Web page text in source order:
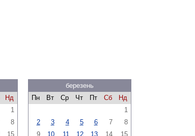
Нд
1
8
15
березень
Пн
Вт Ср Чт Пт Сб
Нд
1
2
3 4 5 6 7
8
9
10 11 12 13 14
15